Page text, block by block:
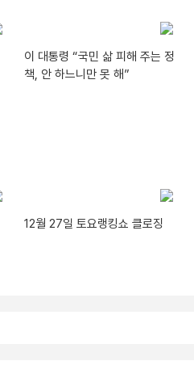
이 대통령 “국민 삶 피해 주는 정
책, 안 하느니만 못 해”
12월 27일 토요랭킹쇼 클로징